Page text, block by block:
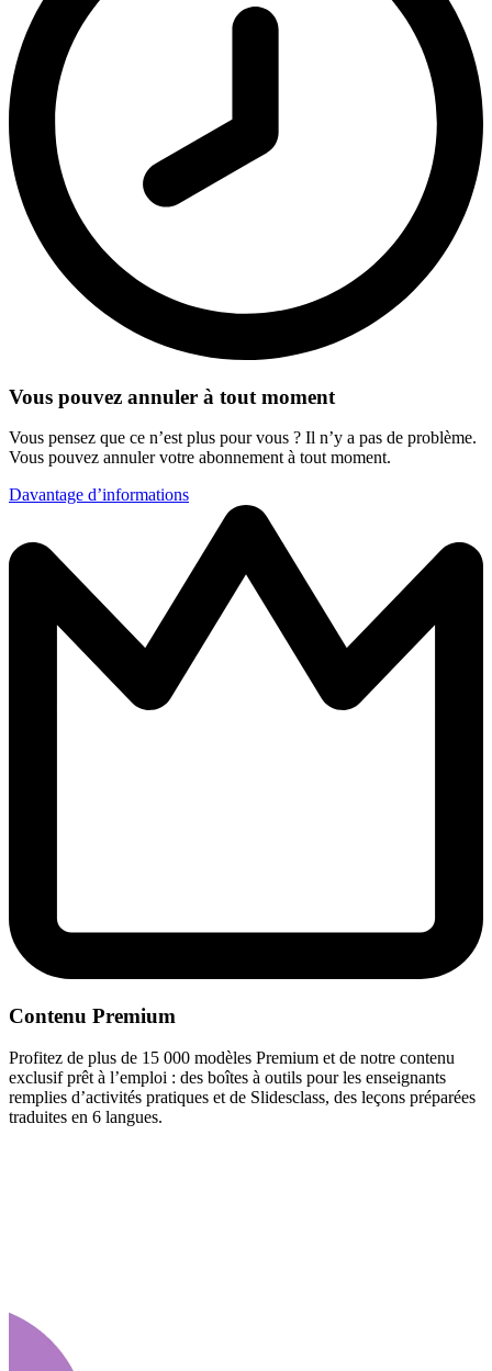
Vous pouvez annuler à tout moment
Vous pensez que ce n’est plus pour vous ? Il n’y a pas de problème.
Vous pouvez annuler votre abonnement à tout moment.
Davantage d’informations
Contenu Premium
Profitez de plus de 15 000 modèles Premium et de notre contenu
exclusif prêt à l’emploi : des boîtes à outils pour les enseignants
remplies d’activités pratiques et de Slidesclass, des leçons préparées
traduites en 6 langues.